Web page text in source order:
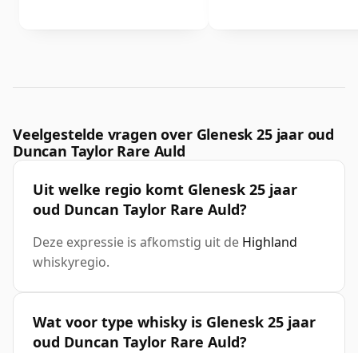
Veelgestelde vragen over Glenesk 25 jaar oud
Duncan Taylor Rare Auld
Uit welke regio komt Glenesk 25 jaar
oud Duncan Taylor Rare Auld?
Deze expressie is afkomstig uit de Highland
whiskyregio.
Wat voor type whisky is Glenesk 25 jaar
oud Duncan Taylor Rare Auld?